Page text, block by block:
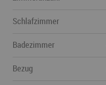
Schlafzimmer
Badezimmer
Bezug